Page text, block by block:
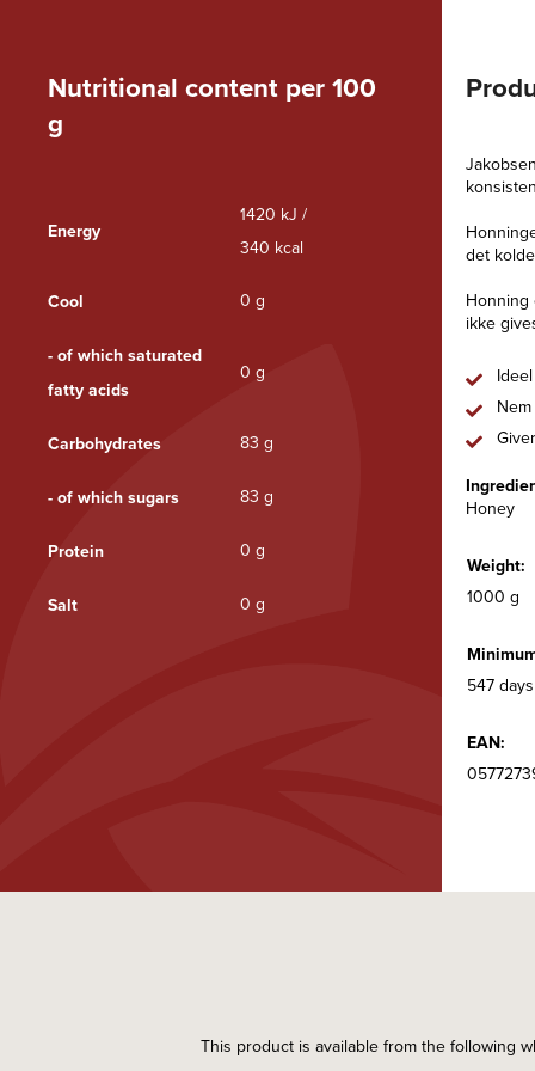
Nutritional content per 100
g
Energy
1420 kJ /
340 kcal
Cool 0 g
- of which saturated
fatty acids
0 g
Carbohydrates 83 g
- of which sugars 83 g
Protein 0 g
Salt 0 g
det
ikke
Honey
Weight:
1000 g
547
EAN:
This product is available from the following